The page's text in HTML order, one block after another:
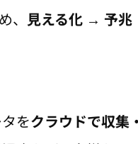
、 見える化 → 予
をクラウドで収集